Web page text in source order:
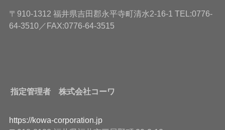
〒910-1312 福井県吉田郡永平寺町清水2-16-1 TEL:0776-
64-3510／FAX:0776-64-3515
指定管理者 株式会社コーワ
https://kowa-corporation.jp